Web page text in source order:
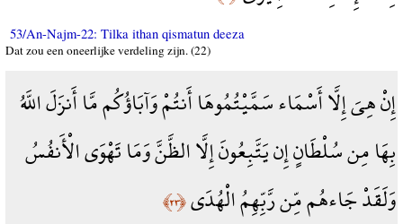
53/An-Najm-22: Tilka ithan qismatun deeza
Dat zou een oneerlijke verdeling zijn. (22)
إِنْ هِيَ إِلَّا أَسْمَاء سَمَّيْتُمُوهَا أَنتُمْ وَآبَاؤُكُم مَّا أَنزَلَ اللَّهُ
بِهَا مِن سُلْطَانٍ إِن يَتَّبِعُونَ إِلَّا الظَّنَّ وَمَا تَهْوَى الْأَنفُسُ
وَلَقَدْ جَاءهُم مِّن رَّبِّهِمُ الْهُدَى﴿٢٣﴾